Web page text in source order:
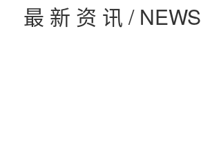
最 新 资 讯 / NEWS